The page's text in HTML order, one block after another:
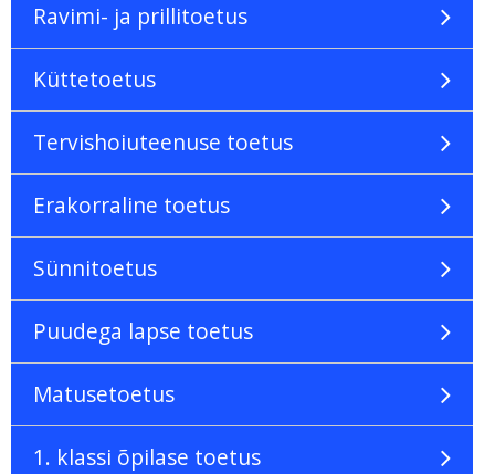
Ravimi- ja prillitoetus
Küttetoetus
Tervishoiuteenuse toetus
Erakorraline toetus
Sünnitoetus
Puudega lapse toetus
Matusetoetus
1. klassi õpilase toetus